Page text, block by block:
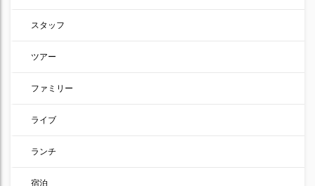
スタッフ
ツアー
ファミリー
ライブ
ランチ
宿泊